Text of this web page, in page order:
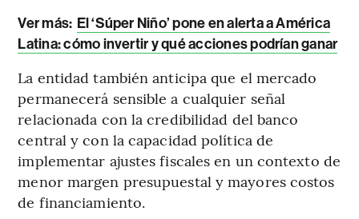
Ver más: El ‘Súper Niño’ pone en alerta a América
Latina: cómo invertir y qué acciones podrían ganar
La entidad también anticipa que el mercado
permanecerá sensible a cualquier señal
relacionada con la credibilidad del banco
central y con la capacidad política de
implementar ajustes fiscales en un contexto de
menor margen presupuestal y mayores costos
de financiamiento.